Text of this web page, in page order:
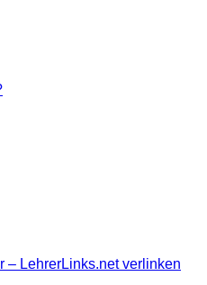
– LehrerLinks.net verlinken